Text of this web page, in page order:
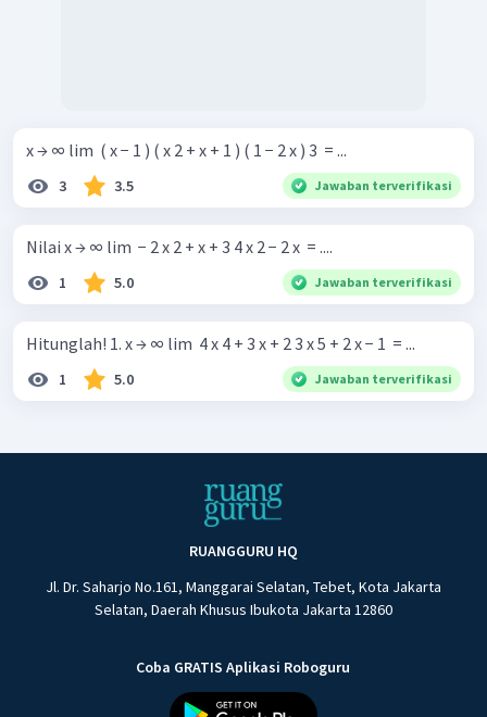
x → ∞ lim ​ ( x − 1 ) ( x 2 + x + 1 ) ( 1 − 2 x ) 3 ​ = ...
3 3.5 Jawaban terverifikasi
Nilai x → ∞ lim ​ − 2 x 2 + x + 3 4 x 2 − 2 x ​ = ....
1 5.0 Jawaban terverifikasi
Hitunglah! 1. x → ∞ lim ​ 4 x 4 + 3 x + 2 3 x 5 + 2 x − 1 ​ = ...
1 5.0 Jawaban terverifikasi
RUANGGURU HQ
Jl. Dr. Saharjo No.161, Manggarai Selatan, Tebet, Kota Jakarta
Selatan, Daerah Khusus Ibukota Jakarta 12860
Coba GRATIS Aplikasi Roboguru